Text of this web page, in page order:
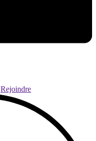
Rejoindre